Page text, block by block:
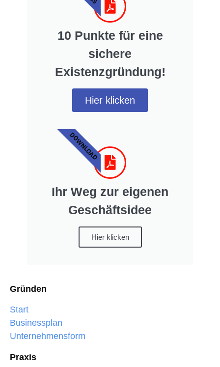
10 Punkte für eine
sichere
Existenzgründung!
Hier klicken
Ihr Weg zur eigenen
Geschäftsidee
Hier klicken
DOWNLOAD
Gründen
Start
Businessplan
Unternehmensform
Praxis